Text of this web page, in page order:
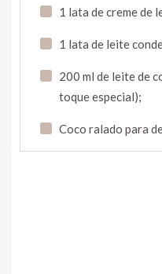
1 lata de creme de
1 lata de leite
200 ml de leite de
toque especial);
Coco ralado para